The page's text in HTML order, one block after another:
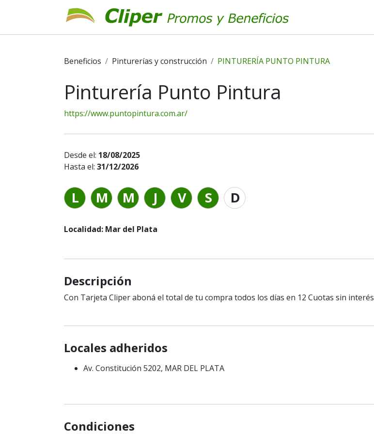
Beneficios Pinturerías y construcción PINTURERÍA PUNTO PINTURA
Pinturería Punto Pintura
https://www.puntopintura.com.ar/
Desde el: 18/08/2025
Hasta el: 31/12/2026
L M M J V S D
Localidad: Mar del Plata
Descripción
Con Tarjeta Cliper aboná el total de tu compra todos los días en 12 Cuotas sin interés
Locales adheridos
Av. Constitución 5202, MAR DEL PLATA
Condiciones